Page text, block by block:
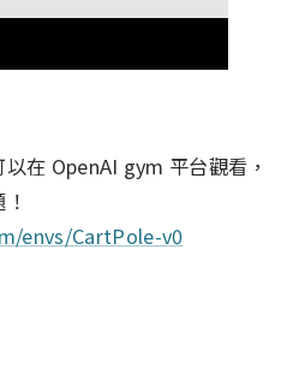
在 OpenAI gym 平台觀看，
envs/CartPole-v0